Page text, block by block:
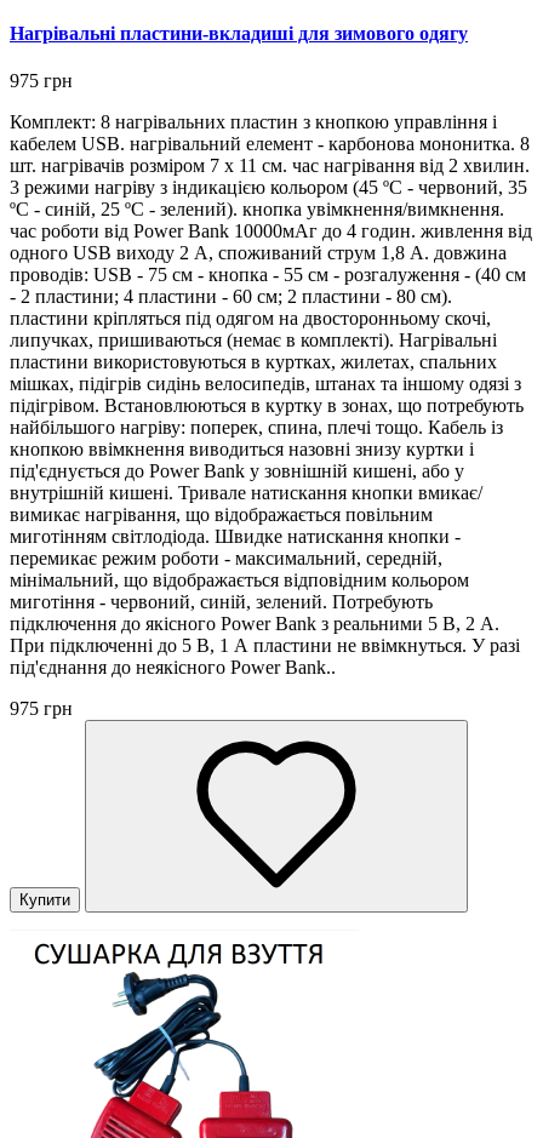
Нагрівальні пластини-вкладиші для зимового одягу
975 грн
Комплект: 8 нагрівальних пластин з кнопкою управління і
кабелем USB. нагрівальний елемент - карбонова мононитка. 8
шт. нагрівачів розміром 7 х 11 см. час нагрівання від 2 хвилин.
3 режими нагріву з індикацією кольором (45 ºС - червоний, 35
ºС - синій, 25 ºС - зелений). кнопка увімкнення/вимкнення.
час роботи від Power Bank 10000мАг до 4 годин. живлення від
одного USB виходу 2 А, споживаний струм 1,8 А. довжина
проводів: USB - 75 см - кнопка - 55 см - розгалуження - (40 см
- 2 пластини; 4 пластини - 60 см; 2 пластини - 80 см).
пластини кріпляться під одягом на двосторонньому скочі,
липучках, пришиваються (немає в комплекті). Нагрівальні
пластини використовуються в куртках, жилетах, спальних
мішках, підігрів сидінь велосипедів, штанах та іншому одязі з
підігрівом. Встановлюються в куртку в зонах, що потребують
найбільшого нагріву: поперек, спина, плечі тощо. Кабель із
кнопкою ввімкнення виводиться назовні знизу куртки і
під'єднується до Power Bank у зовнішній кишені, або у
внутрішній кишені. Тривале натискання кнопки вмикає/
вимикає нагрівання, що відображається повільним
миготінням світлодіода. Швидке натискання кнопки -
перемикає режим роботи - максимальний, середній,
мінімальний, що відображається відповідним кольором
миготіння - червоний, синій, зелений. Потребують
підключення до якісного Power Bank з реальними 5 В, 2 А.
При підключенні до 5 В, 1 А пластини не ввімкнуться. У разі
під'єднання до неякісного Power Bank..
975 грн
Купити